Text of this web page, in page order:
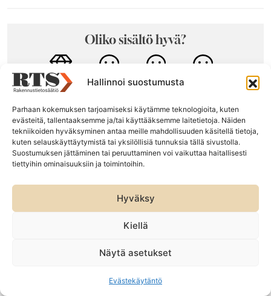
Hallinnoi suostumusta
Parhaan kokemuksen tarjoamiseksi käytämme teknologioita, kuten
evästeitä, tallentaaksemme ja/tai käyttääksemme laitetietoja. Näiden
tekniikoiden hyväksyminen antaa meille mahdollisuuden käsitellä tietoja,
kuten selauskäyttäytymistä tai yksilöllisiä tunnuksia tällä sivustolla.
Suostumuksen jättäminen tai peruuttaminen voi vaikuttaa haitallisesti
tiettyihin ominaisuuksiin ja toimintoihin.
Hyväksy
Kiellä
Näytä asetukset
Evästekäytäntö
Oliko sisältö hyvä?
Tutustu myös näihin